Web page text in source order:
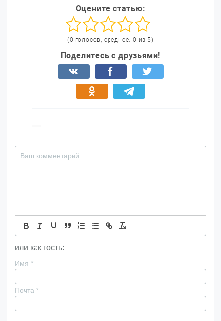
Оцените статью:
(0 голосов, среднее: 0 из 5)
Поделитесь с друзьями!
или как гость:
Имя *
Почта *